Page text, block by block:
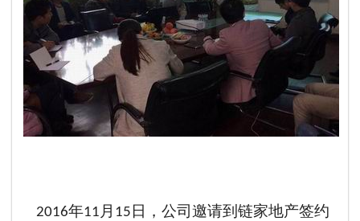
2016年11 月 15 日，公司邀请到链家地产签约